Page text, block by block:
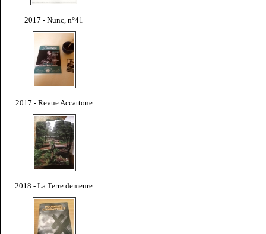
2017 - Nunc, n°41
2017 - Revue Accattone
2018 - La Terre demeure